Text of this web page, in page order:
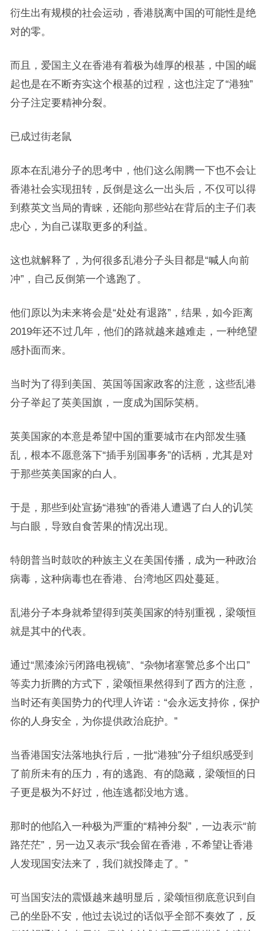
衍生出有规模的社会运动，香港脱离中国的可能性是绝
对的零。
而且，爱国主义在香港有着极为雄厚的根基，中国的崛
起也是在不断夯实这个根基的过程，这也注定了“港独”
分子注定要精神分裂。
已成过街老鼠
原本在乱港分子的思考中，他们这么闹腾一下也不会让
香港社会实现扭转，反倒是这么一出头后，不仅可以得
到蔡英文当局的青睐，还能向那些站在背后的主子们表
忠心，为自己谋取更多的利益。
这也就解释了，为何很多乱港分子头目都是“喊人向前
冲”，自己反倒第一个逃跑了。
他们原以为未来将会是“处处有退路”，结果，如今距离
2019年还不过几年，他们的路就越来越难走，一种绝望
感扑面而来。
当时为了得到美国、英国等国家政客的注意，这些乱港
分子举起了英美国旗，一度成为国际笑柄。
英美国家的本意是希望中国的重要城市在内部发生骚
乱，根本不愿意落下“插手别国事务”的话柄，尤其是对
于那些英美国家的白人。
于是，那些到处宣扬“港独”的香港人遭遇了白人的讥笑
与白眼，导致自食苦果的情况出现。
特朗普当时鼓吹的种族主义在美国传播，成为一种政治
病毒，这种病毒也在香港、台湾地区四处蔓延。
乱港分子本身就希望得到英美国家的特别重视，梁颂恒
就是其中的代表。
通过“黑漆涂污闭路电视镜”、“杂物堵塞警总多个出口”
等卖力折腾的方式下，梁颂恒果然得到了西方的注意，
当时还有美国势力的代理人许诺：“会永远支持你，保护
你的人身安全，为你提供政治庇护。”
当香港国安法落地执行后，一批“港独”分子组织感受到
了前所未有的压力，有的逃跑、有的隐藏，梁颂恒的日
子更是极为不好过，他连逃都没地方逃。
那时的他陷入一种极为严重的“精神分裂”，一边表示“前
路茫茫”，另一边又表示“我会留在香港，不希望让香港
人发现国安法来了，我们就投降走了。”
可当国安法的震慑越来越明显后，梁颂恒彻底意识到自
己的坐卧不安，他过去说过的话似乎全部不奏效了，反